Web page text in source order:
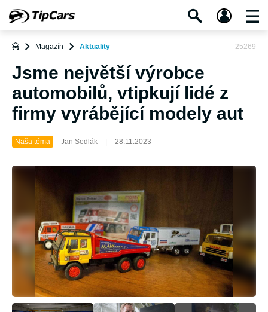
Magazín Aktuality 25269
Jsme největší výrobce
automobilů, vtipkují lidé z
firmy vyrábějící modely aut
Naša téma Jan Sedlák 28.11.2023